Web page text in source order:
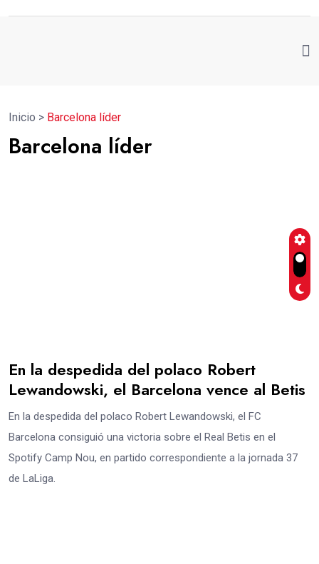
Inicio > Barcelona líder
Barcelona líder
En la despedida del polaco Robert
Lewandowski, el Barcelona vence al Betis
En la despedida del polaco Robert Lewandowski, el FC
Barcelona consiguió una victoria sobre el Real Betis en el
Spotify Camp Nou, en partido correspondiente a la jornada 37
de LaLiga.